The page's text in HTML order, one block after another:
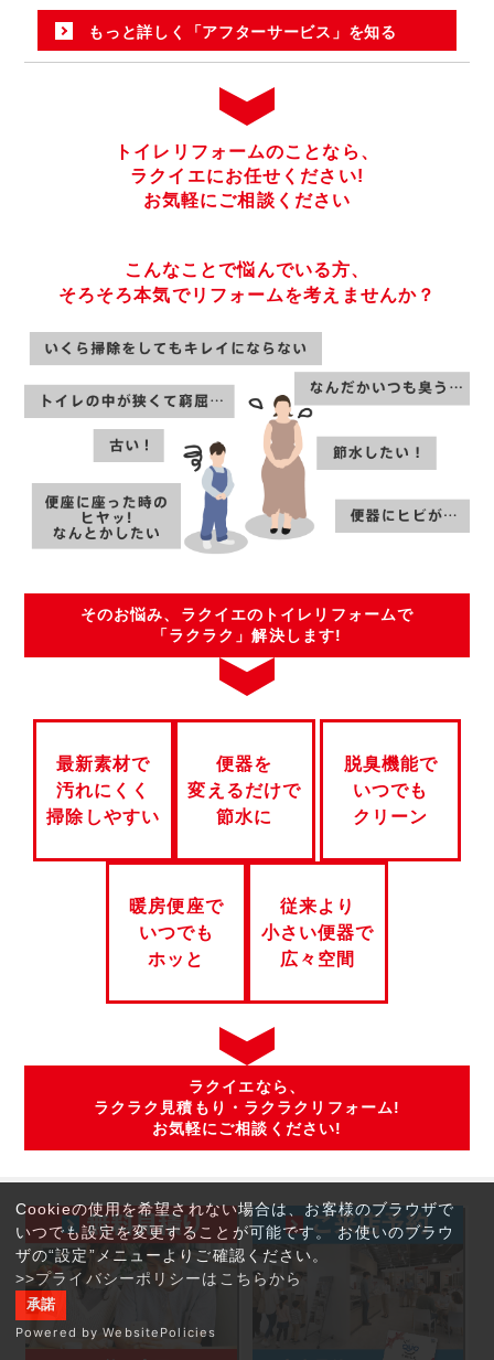
Cookieの使用を希望されない場合は、お客様のブラウザで
いつでも設定を変更することが可能です。 お使いのブラウ
ザの“設定”メニューよりご確認ください。
>>プライバシーポリシーはこちらから
承諾
Powered by WebsitePolicies
もっと詳しく「アフターサービス」を知る
トイレリフォームのことなら、
ラクイエにお任せください!
お気軽にご相談ください
こんなことで悩んでいる方、
そろそろ本気でリフォームを考えませんか？
そのお悩み、ラクイエのトイレリフォームで
「ラクラク」解決します!
最新素材で
汚れにくく
掃除しやすい
便器を
変えるだけで
節水に
脱臭機能で
いつでも
クリーン
暖房便座で
いつでも
ホッと
従来より
小さい便器で
広々空間
ラクイエなら、
ラクラク見積もり・ラクラクリフォーム!
お気軽にご相談ください!